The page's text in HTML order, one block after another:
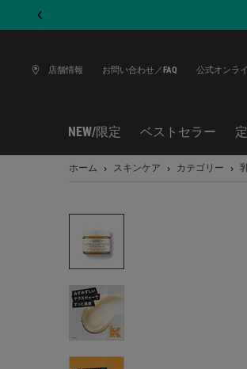
店舗情報 お問い合わせ／FAQ
公式オンラ
NEW/限定 ベストセラー
メインコンテンツホーム スキンケア カテゴリー